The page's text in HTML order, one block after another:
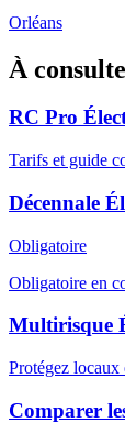
Orléans
À
RC Pro
Tarifs et guide
Décennale
Obligatoire
Obligatoire en
Multirisque
Protégez locaux
Comparer